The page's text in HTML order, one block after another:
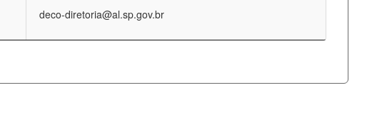
deco-diretoria@al.sp.gov.br